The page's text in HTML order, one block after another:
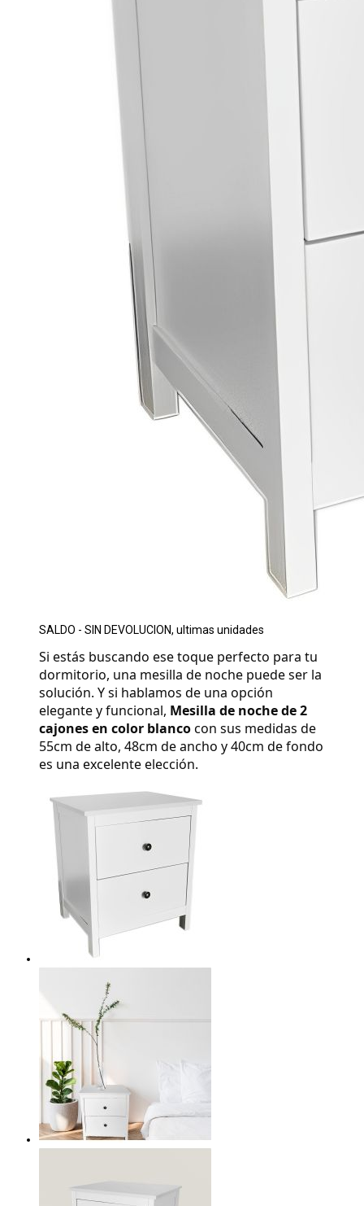
SALDO - SIN DEVOLUCION, ultimas unidades
Si estás buscando ese toque perfecto para tu
dormitorio, una mesilla de noche puede ser la
solución. Y si hablamos de una opción
elegante y funcional, Mesilla de noche de 2
cajones en color blanco con sus medidas de
55cm de alto, 48cm de ancho y 40cm de fondo
es una excelente elección.